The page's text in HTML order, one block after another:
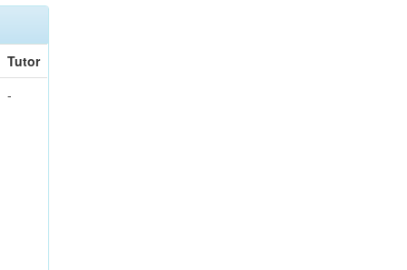
Tutor
-